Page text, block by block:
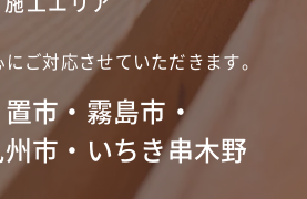
ご対応させていただきます。
市・霧島市・
市・いちき串木野